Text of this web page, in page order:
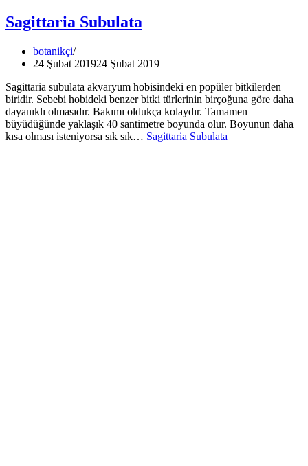
Sagittaria Subulata
botanikçi
24 Şubat 201924 Şubat 2019
Sagittaria subulata akvaryum hobisindeki en popüler bitkilerden
biridir. Sebebi hobideki benzer bitki türlerinin birçoğuna göre daha
dayanıklı olmasıdır. Bakımı oldukça kolaydır. Tamamen
büyüdüğünde yaklaşık 40 santimetre boyunda olur. Boyunun daha
kısa olması isteniyorsa sık sık… Sagittaria Subulata